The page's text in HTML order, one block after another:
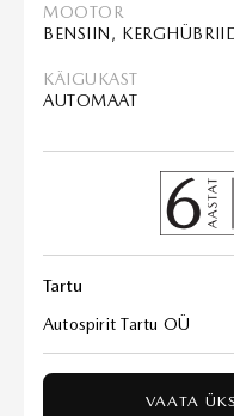
MOOTOR
KÄIGUKAST
AUTOMAAT
Tartu
Autospirit Tartu OÜ
VAATA